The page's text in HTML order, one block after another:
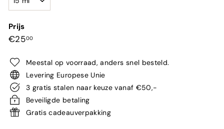
Prijs
Normale
€2500€25,00
Meestal op voorraad, anders snel besteld.
Levering Europese Unie
3 gratis stalen naar keuze vanaf €50,-
Beveiligde betaling
Gratis cadeauverpakking